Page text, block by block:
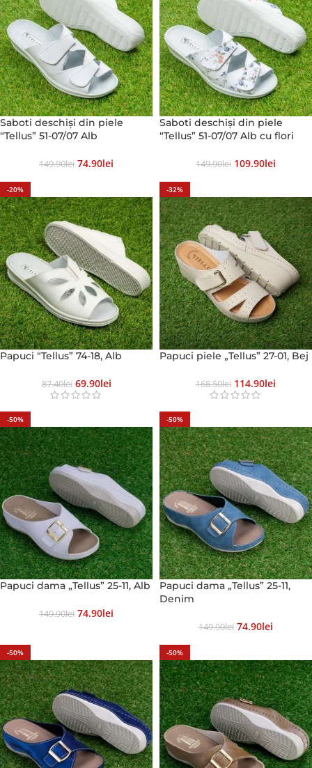
Saboti deschiși din piele
“Tellus” 51-07/07 Alb
149.90Lei 74.90Lei
Saboti deschiși din piele
“Tellus” 51-07/07 Alb cu flori
149.90Lei 109.90Lei
-20%
Papuci “Tellus” 74-18, Alb
87.40Lei 69.90Lei
-32%
Papuci piele „Tellus” 27-01, Bej
168.50Lei 114.90Lei
-50%
Papuci dama „Tellus” 25-11, Alb
149.90Lei 74.90Lei
-50%
Papuci dama „Tellus” 25-11,
Denim
149.90Lei 74.90Lei
-50% -50%